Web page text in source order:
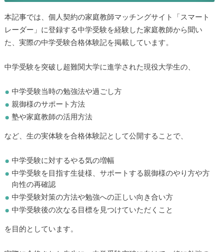
本記事では、個人契約の家庭教師マッチングサイト「スマート
レーダー」に登録する中学受験を経験した家庭教師から聞い
た、実際の中学受験合格体験記を掲載しています。
中学受験を突破し超難関大学に進学された現役大学生の、
中学受験当時の勉強法や過ごし方
親御様のサポート方法
塾や家庭教師の活用方法
など、生の実体験を合格体験記として公開することで、
中学受験に対するやる気の増幅
中学受験を目指す生徒様、サポートする親御様のやり方や方
向性の再確認
中学受験対策の方法や勉強への正しい向き合い方
中学受験後の次なる目標を見つけていただくこと
を目的としています。